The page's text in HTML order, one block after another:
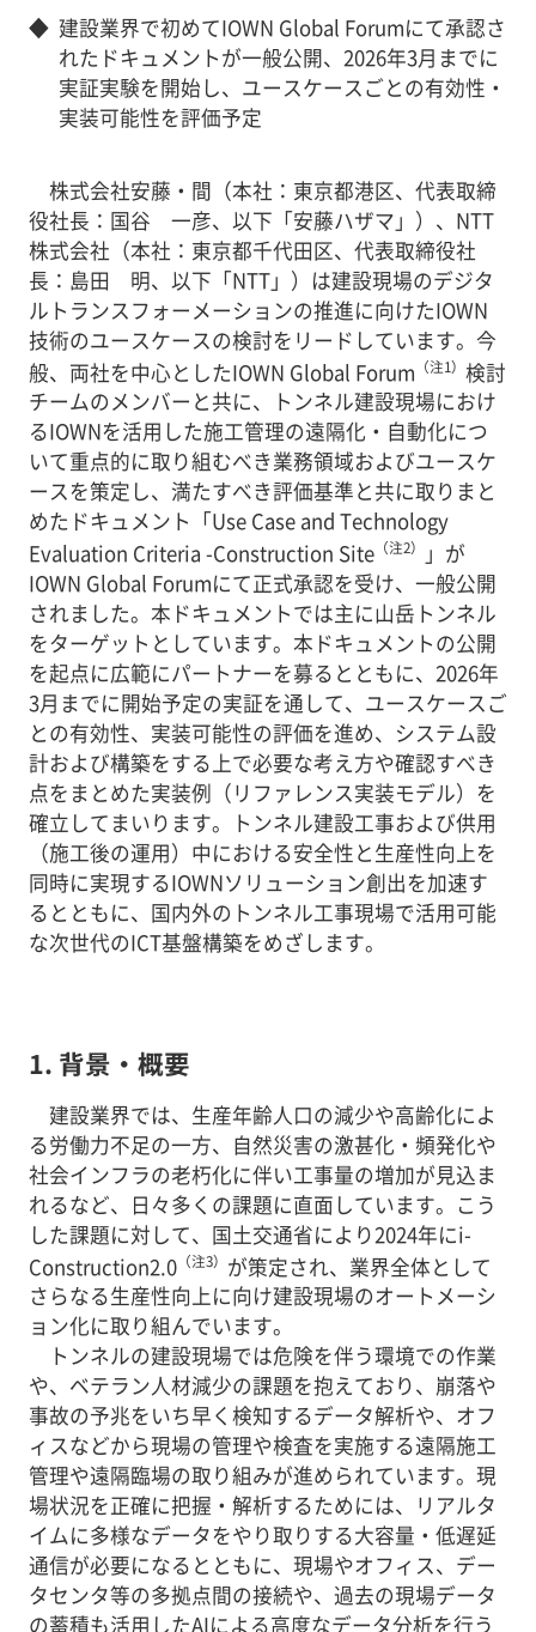
◆ 建設業界で初めてIOWN Global Forumにて承認さ
れたドキュメントが一般公開、2026年3月までに
実証実験を開始し、ユースケースごとの有効性・
実装可能性を評価予定
株式会社安藤・間（本社：東京都港区、代表取締
役社長：国谷 一彦、以下「安藤ハザマ」）、NTT
株式会社（本社：東京都千代田区、代表取締役社
長：島田 明、以下「NTT」）は建設現場のデジタ
ルトランスフォーメーションの推進に向けたIOWN
技術のユースケースの検討をリードしています。今
般、両社を中心としたIOWN Global Forum （注1） 検討
チームのメンバーと共に、トンネル建設現場におけ
るIOWNを活用した施工管理の遠隔化・自動化につ
いて重点的に取り組むべき業務領域およびユースケ
ースを策定し、満たすべき評価基準と共に取りまと
めたドキュメント「Use Case and Technology
Evaluation Criteria -Construction Site （注2）
」が
IOWN Global Forumにて正式承認を受け、一般公開
されました。本ドキュメントでは主に山岳トンネル
をターゲットとしています。本ドキュメントの公開
を起点に広範にパートナーを募るとともに、2026年
3月までに開始予定の実証を通して、ユースケースご
との有効性、実装可能性の評価を進め、システム設
計および構築をする上で必要な考え方や確認すべき
点をまとめた実装例（リファレンス実装モデル）を
確立してまいります。トンネル建設工事および供用
（施工後の運用）中における安全性と生産性向上を
同時に実現するIOWNソリューション創出を加速す
るとともに、国内外のトンネル工事現場で活用可能
な次世代のICT基盤構築をめざします。
1. 背景・概要
建設業界では、生産年齢人口の減少や高齢化によ
る労働力不足の一方、自然災害の激甚化・頻発化や
社会インフラの老朽化に伴い工事量の増加が見込ま
れるなど、日々多くの課題に直面しています。こう
した課題に対して、国土交通省により2024年にi-
Construction2.0（注3） が策定され、業界全体として
さらなる生産性向上に向け建設現場のオートメーシ
ョン化に取り組んでいます。
トンネルの建設現場では危険を伴う環境での作業
や、ベテラン人材減少の課題を抱えており、崩落や
事故の予兆をいち早く検知するデータ解析や、オフ
ィスなどから現場の管理や検査を実施する遠隔施工
管理や遠隔臨場の取り組みが進められています。現
場状況を正確に把握・解析するためには、リアルタ
イムに多様なデータをやり取りする大容量・低遅延
通信が必要になるとともに、現場やオフィス、デー
タセンタ等の多拠点間の接続や、過去の現場データ
の蓄積も活用したAIによる高度なデータ分析を行う